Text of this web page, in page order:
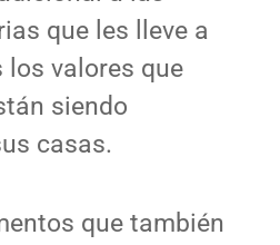
que les lleve a
valores que
siendo
casas.
que también